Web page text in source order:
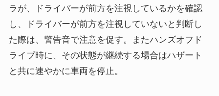
ラが、ドライバーが前方を注視しているかを確認
し、ドライバーが前方を注視していないと判断し
た際は、警告音で注意を促す。またハンズオフド
ライブ時に、その状態が継続する場合はハザート
と共に速やかに車両を停止。